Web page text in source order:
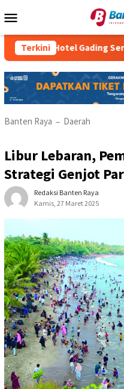
ke
Mobile
Terkini
Hotel Gading Serpong
Banten Raya – Daerah
Libur Lebaran,
Strategi Genjot
Redaksi Banten Raya
Kamis, 27 Maret 2025